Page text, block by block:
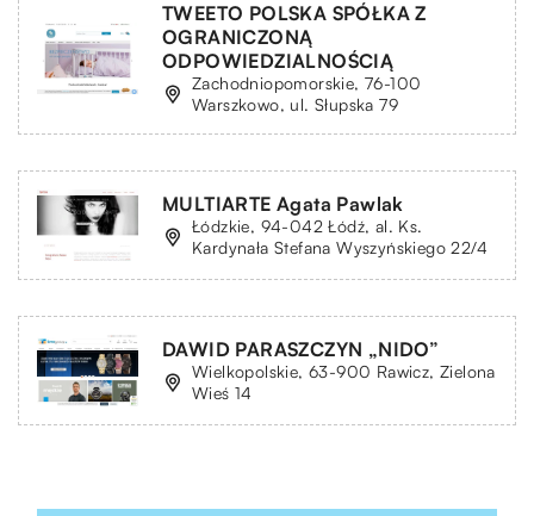
TWEETO POLSKA SPÓŁKA Z
OGRANICZONĄ
ODPOWIEDZIALNOŚCIĄ
Zachodniopomorskie, 76-100
Warszkowo, ul. Słupska 79
MULTIARTE Agata Pawlak
Łódzkie, 94-042 Łódź, al. Ks.
Kardynała Stefana Wyszyńskiego 22/4
DAWID PARASZCZYN „NIDO”
Wielkopolskie, 63-900 Rawicz, Zielona
Wieś 14